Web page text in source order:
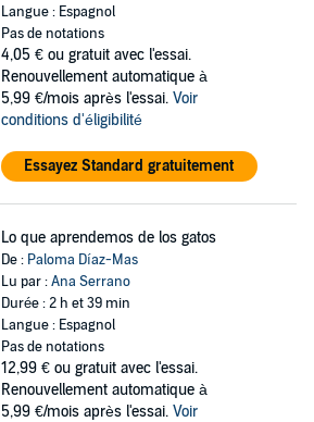
Langue : Espagnol
Pas de notations
4,05 € ou gratuit avec l'essai.
Renouvellement automatique à
5,99 €/mois après l'essai. Voir
conditions d'éligibilité
Essayez Standard gratuitement
Lo que aprendemos de los gatos
De : Paloma Díaz-Mas
Lu par :Ana Serrano
Durée : 2 h et 39 min
Langue : Espagnol
Pas de notations
12,99 € ou gratuit avec l'essai.
Renouvellement automatique à
5,99 €/mois après l'essai. Voir